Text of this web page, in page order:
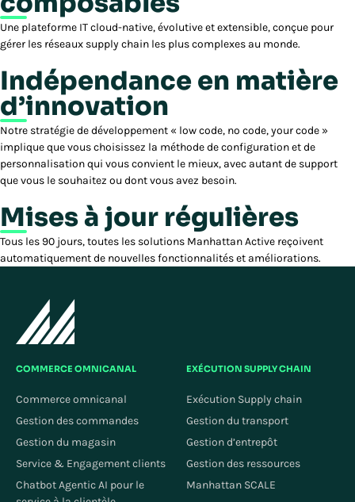
Une plateforme IT cloud-native, évolutive et extensible, conçue pour
gérer les réseaux supply chain les plus complexes au monde.
Indépendance en matière
d’innovation
Notre stratégie de développement « low code, no code, your code »
implique que vous choisissez la méthode de configuration et de
personnalisation qui vous convient le mieux, avec autant de support
que vous le souhaitez ou dont vous avez besoin.
Mises à jour régulières
Tous les 90 jours, toutes les solutions Manhattan Active reçoivent
automatiquement de nouvelles fonctionnalités et améliorations.
COMMERCE OMNICANAL
Commerce omnicanal
Gestion des commandes
Gestion du magasin
Service & Engagement clients
Chatbot Agentic AI pour le
EXÉCUTION SUPPLY CHAIN
Exécution Supply chain
Gestion du transport
Gestion d’entrepôt
Gestion des ressources
Manhattan SCALE